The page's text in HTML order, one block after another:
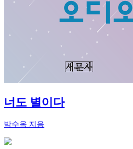
너도 별이다
박수옥 지음